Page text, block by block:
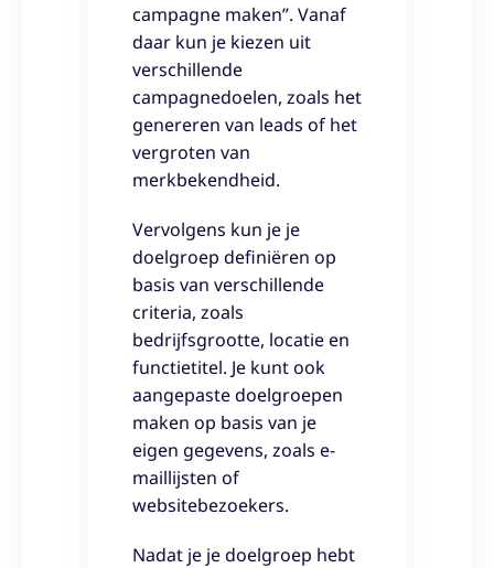
campagne maken”. Vanaf
daar kun je kiezen uit
verschillende
campagnedoelen, zoals het
genereren van leads of het
vergroten van
merkbekendheid.
Vervolgens kun je je
doelgroep definiëren op
basis van verschillende
criteria, zoals
bedrijfsgrootte, locatie en
functietitel. Je kunt ook
aangepaste doelgroepen
maken op basis van je
eigen gegevens, zoals e-
maillijsten of
websitebezoekers.
Nadat je je doelgroep hebt